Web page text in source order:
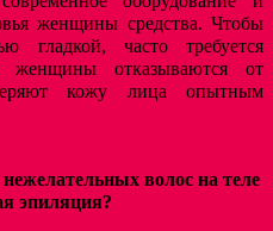
женщины средства. Чтобы
гладкой, часто требуется
женщины отказываются от
кожу лица опытным
нежелательных волос на теле
эпиляция?